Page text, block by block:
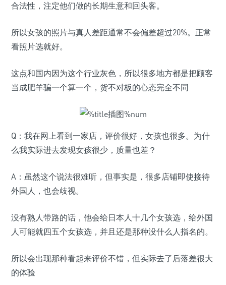
合法性，注定他们做的长期生意和回头客。
所以女孩的照片与真人差距通常不会偏差超过20%。正常
看照片选就好。
这点和国内因为这个行业灰色，所以很多地方都是把顾客
当成肥羊骗一个算一个，货不对板的心态完全不同
Q：我在网上看到一家店，评价很好，女孩也很多。为什
么我实际进去发现女孩很少，质量也差？
A：虽然这个说法很难听，但事实是，很多店铺即使接待
外国人，也会歧视。
没有熟人带路的话，他会给日本人十几个女孩选，给外国
人可能就四五个女孩选，并且还是那种没什么人指名的。
所以会出现那种看起来评价不错，但实际去了后落差很大
的体验